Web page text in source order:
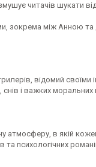
читачів шукати
зокрема між Анною
відомий
і важких моральних
в якій
та психологічних